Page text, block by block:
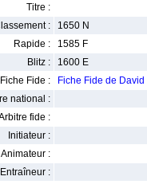
Titre :
:
1650 N
Rapide :
1585 F
Blitz :
1600 E
Fiche Fide :
Fiche Fide de
national :
fide :
Initiateur :
Animateur :
Entraîneur :